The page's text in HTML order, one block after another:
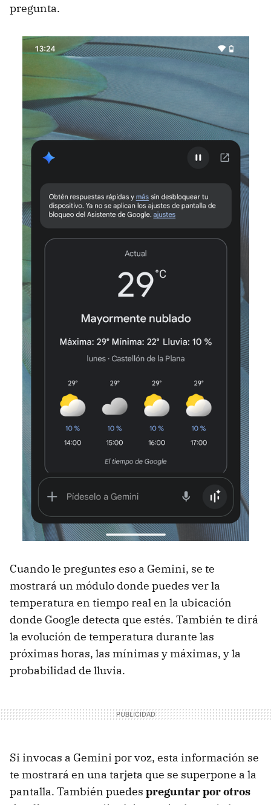
pregunta.
Cuando le preguntes eso a Gemini, se te
mostrará un módulo donde puedes ver la
temperatura en tiempo real en la ubicación
donde Google detecta que estés. También te dirá
la evolución de temperatura durante las
próximas horas, las mínimas y máximas, y la
probabilidad de lluvia.
Si invocas a Gemini por voz, esta información se
te mostrará en una tarjeta que se superpone a la
pantalla. También puedes preguntar por otros